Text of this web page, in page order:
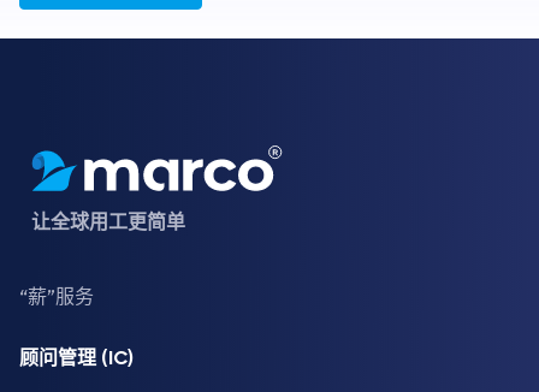
让全球用工更简单
“薪”服务
顾问管理 (IC)